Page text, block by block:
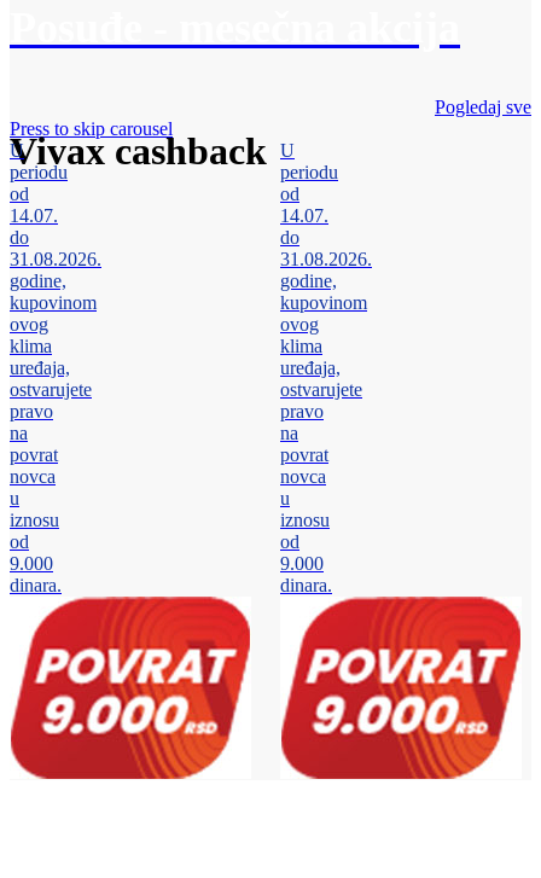
Vivax cashback
Pogledaj sve
Press to skip carousel
U
periodu
od
14.07.
do
31.08.2026.
godine,
kupovinom
ovog
klima
uređaja,
ostvarujete
pravo
na
povrat
novca
u
iznosu
od
9.000
dinara.
U
periodu
od
14.07.
do
31.08.2026.
godine,
kupovinom
ovog
klima
uređaja,
ostvarujete
pravo
na
povrat
novca
u
iznosu
od
9.000
dinara.